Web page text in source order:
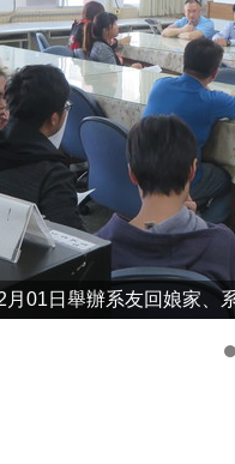
月01日舉辦系友回娘家、